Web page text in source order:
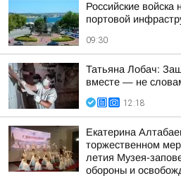
Российские войска
портовой
09:30
Татьяна Лобач:
вместе — не
12:18
Екатерина
торжественном
летия Музея-
обороны и